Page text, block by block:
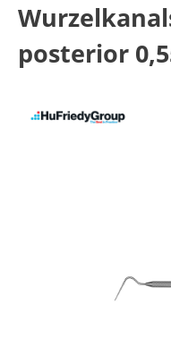
posterior